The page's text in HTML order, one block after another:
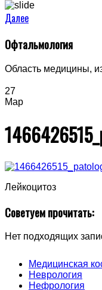
Далее
Офтальмология
Область медицины,
27
Мар
Лейкоцитоз
Советуем прочитать:
Нет подходящих
Медицинская
Неврология
Нефрология